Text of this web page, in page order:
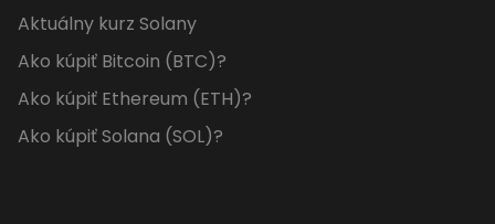
Aktuálny kurz Solany
Ako kúpiť Bitcoin (BTC)?
Ako kúpiť Ethereum (ETH)?
Ako kúpiť Solana (SOL)?